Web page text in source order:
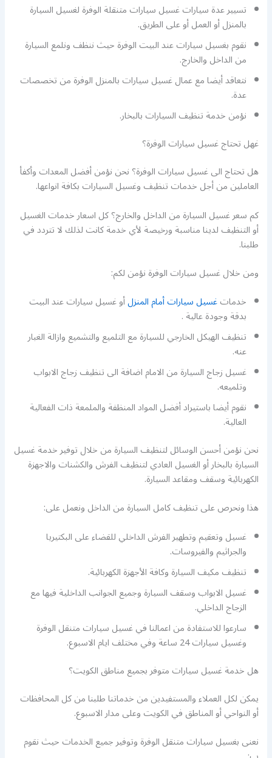
تسيير عدة سيارات غسيل سيارات متنقلة الوفرة لغسيل السيارة
بالمنزل أو العمل أو على الطريق.
نقوم بغسيل سيارات عند البيت الوفرة حيث ننظف ونلمع السيارة
من الداخل والخارج.
نتعاقد أيضا مع عمال غسيل سيارات بالمنزل الوفرة من تخصصات
عدة.
نؤمن خدمة تنظيف السيارات بالبخار.
غهل تحتاج غسيل سيارات الوفرة؟
هل تحتاج الى غسيل سيارات الوفرة؟ نحن نؤمن أفضل المعدات وأكفأ
العاملين من أجل خدمات تنظيف وغسيل السيارات بكافة انواعها.
كم سعر غسيل السيارة من الداخل والخارج؟ كل اسعار خدمات الغسيل
أو التنظيف لدينا مناسبة ورخيصة لأي خدمة كانت لذلك لا تتردد في
طلبنا.
ومن خلال غسيل سيارات الوفرة نؤمن لكم:
خدماتغسيل سيارات أمام المنزلأو غسيل سيارات عند البيت
بدقة وجودة عالية .
تنظيف الهيكل الخارجي للسيارة مع التلميع والتشميع وازالة الغبار
عنه.
غسيل زجاج السيارة من الامام اضافة الى تنظيف زجاج الابواب
وتلميعه.
نقوم أيضا باستيراد أفضل المواد المنظفة والملمعة ذات الفعالية
العالية.
نحن نؤمن أحسن الوسائل لتنظيف السيارة من خلال توفير خدمة غسيل
السيارة بالبخار أو الغسيل العادي لتنظيف الفرش والكشنات والاجهزة
الكهربائية وسقف ومقاعد السيارة.
هذا ونحرص على تنظيف كامل السيارة من الداخل ونعمل على:
غسيل وتعقيم وتطهير الفرش الداخلي للقضاء على البكتيريا
والجراثيم والفيروسات.
تنظيف مكيف السيارة وكافة الأجهزة الكهربائية.
غسيل الابواب وسقف السيارة وجميع الجوانب الداخلية فيها مع
الزجاج الداخلي.
سارعوا للاستفادة من اعمالنا في غسيل سيارات متنقل الوفرة
وغسيل سيارات 24 ساعة وفي مختلف ايام الاسبوع.
هل خدمة غسيل سيارات متوفر بجميع مناطق الكويت؟
يمكن لكل العملاء والمستفيدين من خدماتنا طلبنا من كل المحافظات
أو النواحي أو المناطق في الكويت وعلى مدار الاسبوع.
نعنى بغسيل سيارات متنقل الوفرة وتوفير جميع الخدمات حيث نقوم